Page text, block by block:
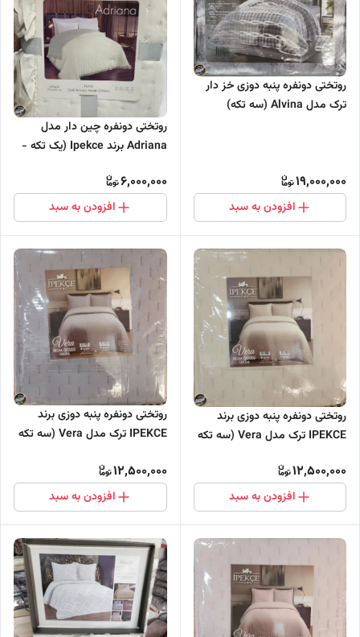
روتختی دونفره پنبه دوزی خز دار
ترک مدل Alvina (سه تکه)
19,000,000
افزودن به سبد
روتختی دونفره چین دار مدل
Adriana برند Ipekce (یک تکه -
6,000,000
افزودن به سبد
روتختی دونفره پنبه دوزی برند
IPEKCE ترک مدل Vera (سه تکه
12,500,000
افزودن به سبد
روتختی دونفره پنبه دوزی برند
IPEKCE ترک مدل Vera (سه تکه
12,500,000
افزودن به سبد